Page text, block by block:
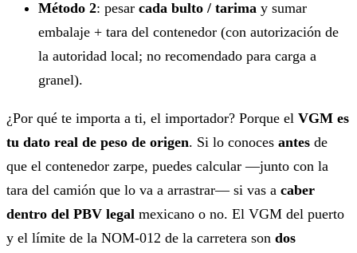
Método 2: pesar cada bulto / tarima y sumar
embalaje + tara del contenedor (con autorización de
la autoridad local; no recomendado para carga a
granel).
¿Por qué te importa a ti, el importador? Porque el VGM es
tu dato real de peso de origen. Si lo conoces antes de
que el contenedor zarpe, puedes calcular —junto con la
tara del camión que lo va a arrastrar— si vas a caber
dentro del PBV legal mexicano o no. El VGM del puerto
y el límite de la NOM-012 de la carretera son dos